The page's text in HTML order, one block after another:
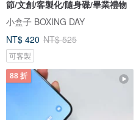
節/文創/客製化/隨身碟/畢業禮物
小盒子 BOXING DAY
NT$ 420 NT$ 525
可客製
88 折